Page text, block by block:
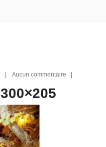
| Aucun commentaire |